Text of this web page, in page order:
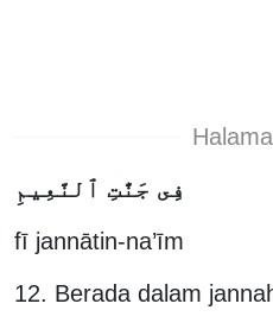
fī jannātin-na’īm
12. Berada dalam